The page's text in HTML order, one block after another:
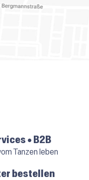
• B2B
Tanzen leben
bestellen